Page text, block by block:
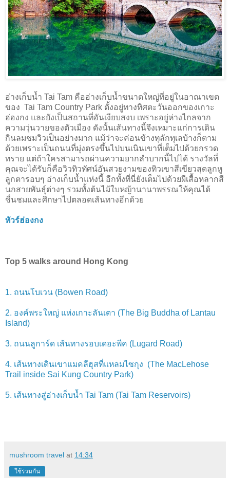
อ่างเก็บน้ำ Tai Tam คืออ่างเก็บน้ำขนาดใหญ่ที่อยู่ในอาณาเขต
ของ Tai Tam Country Park ตั้งอยู่ทางทิศตะวันออกของเกาะ
ฮ่องกง และยังเป็นสถานที่อันเงียบสงบ เพราะอยู่ห่างไกลจาก
ความวุ่นวายของตัวเมือง ดังนั้นเส้นทางนี้จึงเหมาะแก่การเดิน
กินลมชมวิวเป็นอย่างมาก แม้ว่าจะค่อนข้างทุลักทุเลบ้างก็ตาม
ด้วยเพราะเป็นถนนที่มุ่งตรงขึ้นไปบนเนินเขาที่เต็มไปด้วยกรวด
ทราย แต่ถ้าใครสามารถผ่านความยากลำบากนี้ไปได้ รางวัลที่
คุณจะได้รับก็คือวิวทิวทัศน์อันสวยงามของทิวเขาสีเขียวสุดลูกหู
ลูกตารอบๆ อ่างเก็บน้ำแห่งนี้ อีกทั้งที่นี่ยังเต็มไปด้วยผีเสื้อหลากสี
นกสายพันธุ์ต่างๆ รวมทั้งต้นไม้ใบหญ้านานาพรรณให้คุณได้
ชื่นชมและศึกษาไปตลอดเส้นทางอีกด้วย
ทัวร์ฮ่องกง
Top 5 walks around Hong Kong
1. ถนนโบเวน (Bowen Road)
2. องค์พระใหญ่ แห่งเกาะลันเตา (The Big Buddha of Lantau
Island)
3. ถนนลูการ์ด เส้นทางรอบเดอะพีค (Lugard Road)
4. เส้นทางเดินเขาแมคลีฮุสที่แหลมไซกุง (The MacLehose
Trail inside Sai Kung Country Park)
5. เส้นทางสู่อ่างเก็บน้ำ Tai Tam (Tai Tam Reservoirs)
mushroom travel at 14:34
ใช้ร่วมกัน